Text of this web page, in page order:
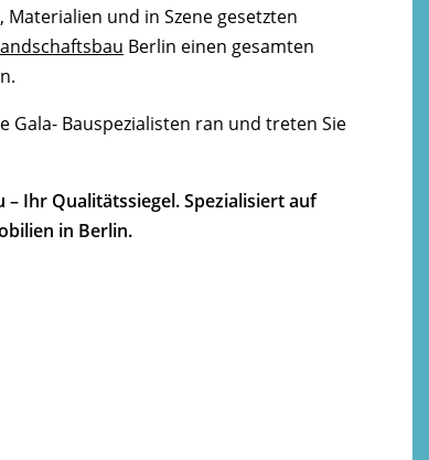
und in Szene gesetzten
Berlin einen gesamten
Gala- Bauspezialisten ran und treten Sie
Ihr Qualitätssiegel. Spezialisiert auf
in Berlin.